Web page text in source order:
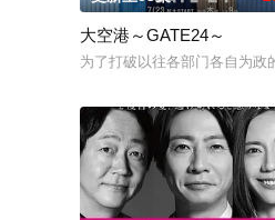
大空港～GATE24～
为了打破以往各部门各自为政